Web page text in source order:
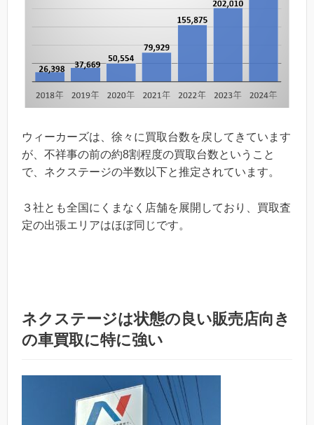
ウィーカーズは、徐々に買取台数を戻してきています
が、不祥事の前の約8割程度の買取台数ということ
で、ネクステージの半数以下と推定されています。
３社とも全国にくまなく店舗を展開しており、買取査
定の出張エリアはほぼ同じです。
ネクステージは状態の良い販売店向き
の車買取に特に強い